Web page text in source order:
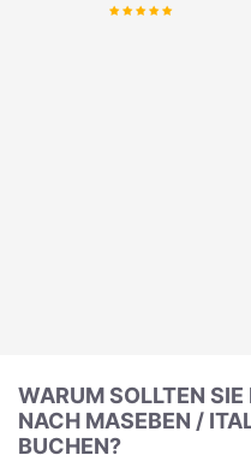
WARUM SOLLTEN
NACH MASEBEN /
BUCHEN?